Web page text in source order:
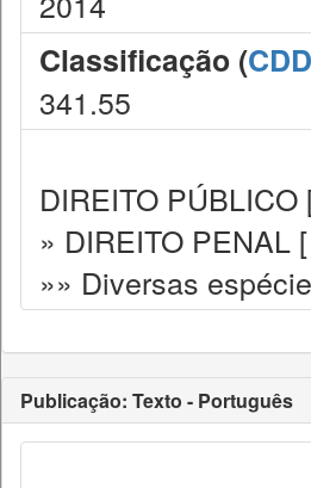
Classificação (
341.55
DIREITO PÚBLICO
» DIREITO PENAL [
»» Diversas
Publicação: Texto - Português